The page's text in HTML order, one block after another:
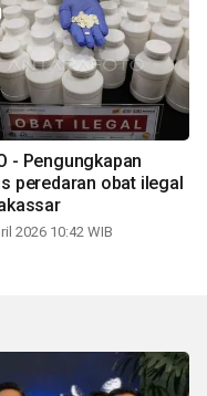
- Pengungkapan
peredaran obat ilegal
2026 10:42 WIB